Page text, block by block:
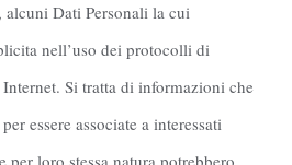
alcuni Dati Personali la cui
nell’uso dei protocolli di
Si tratta di informazioni che
essere associate a interessati
per loro stessa natura potrebbero,